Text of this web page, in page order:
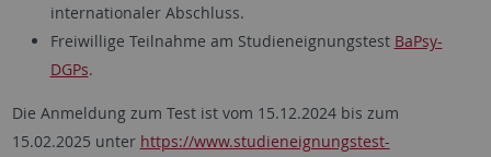
internationaler Abschluss.
Freiwillige Teilnahme am Studieneignungstest BaPsy-
DGPs.
Die Anmeldung zum Test ist vom 15.12.2024 bis zum
15.02.2025 unter https://www.studieneignungstest-